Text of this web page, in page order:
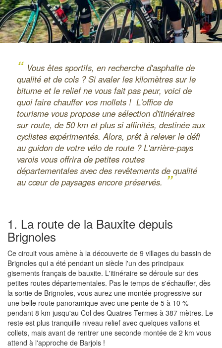
“ Vous êtes sportifs, en recherche d'asphalte de
qualité et de cols ? Si avaler les kilomètres sur le
bitume et le relief ne vous fait pas peur, voici de
quoi faire chauffer vos mollets ! L'office de
tourisme vous propose une sélection d'itinéraires
sur route, de 50 km et plus si affinités, destinée aux
cyclistes expérimentés. Alors, prêt à relever le défi
au guidon de votre vélo de route ? L'arrière-pays
varois vous offrira de petites routes
départementales avec des revêtements de qualité
au cœur de paysages encore préservés. ”
1. La route de la Bauxite depuis
Brignoles
Ce circuit vous amène à la découverte de 9 villages du bassin de
Brignoles qui a été pendant un siècle l'un des principaux
gisements français de bauxite. L'itinéraire se déroule sur des
petites routes départementales. Pas le temps de s'échauffer, dès
la sortie de Brignoles, vous aurez une montée progressive sur
une belle route panoramique avec une pente de 5 à 10 %
pendant 8 km jusqu'au Col des Quatres Termes à 387 mètres. Le
reste est plus tranquille niveau relief avec quelques vallons et
collets, mais avant de rentrer une seconde montée de 2 km vous
attend à l'approche de Barjols !